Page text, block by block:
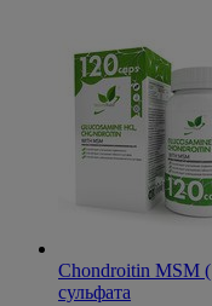
Chondroitin MSM
сульфата